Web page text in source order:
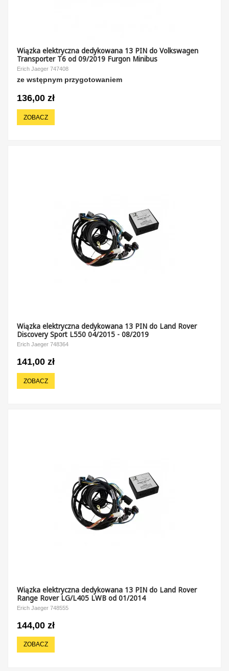
Wiązka elektryczna dedykowana 13 PIN do Volkswagen
Transporter T6 od 09/2019 Furgon Minibus
Erich Jaeger 747408
ze wstępnym przygotowaniem
136,00 zł
ZOBACZ
Wiązka elektryczna dedykowana 13 PIN do Land Rover
Discovery Sport L550 04/2015 - 08/2019
Erich Jaeger 748364
141,00 zł
ZOBACZ
Wiązka elektryczna dedykowana 13 PIN do Land Rover
Range Rover LG/L405 LWB od 01/2014
Erich Jaeger 748555
144,00 zł
ZOBACZ